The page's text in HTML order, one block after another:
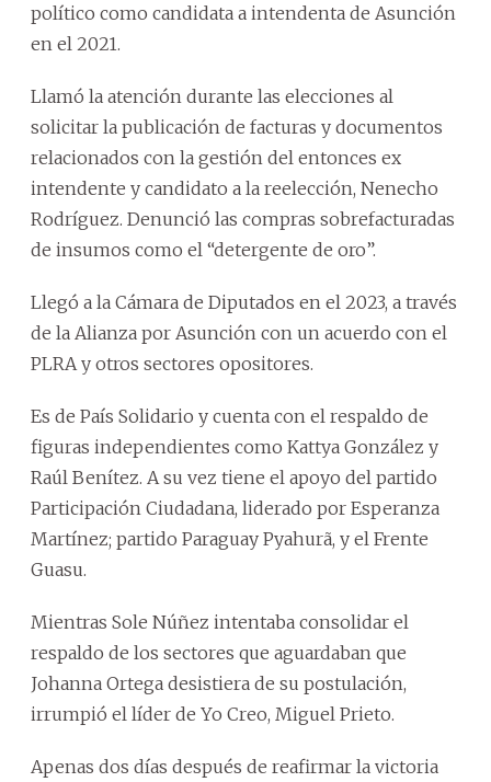
político como candidata a intendenta de Asunción
en el 2021.
Llamó la atención durante las elecciones al
solicitar la publicación de facturas y documentos
relacionados con la gestión del entonces ex
intendente y candidato a la reelección, Nenecho
Rodríguez. Denunció las compras sobrefacturadas
de insumos como el “detergente de oro”.
Llegó a la Cámara de Diputados en el 2023, a través
de la Alianza por Asunción con un acuerdo con el
PLRA y otros sectores opositores.
Es de País Solidario y cuenta con el respaldo de
figuras independientes como Kattya González y
Raúl Benítez. A su vez tiene el apoyo del partido
Participación Ciudadana, liderado por Esperanza
Martínez; partido Paraguay Pyahurã, y el Frente
Guasu.
Mientras Sole Núñez intentaba consolidar el
respaldo de los sectores que aguardaban que
Johanna Ortega desistiera de su postulación,
irrumpió el líder de Yo Creo, Miguel Prieto.
Apenas dos días después de reafirmar la victoria